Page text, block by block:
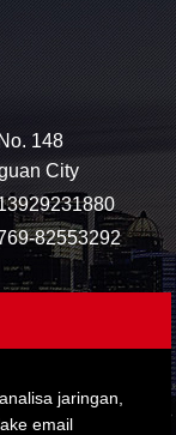
148
City
82553292
jaringan,
email